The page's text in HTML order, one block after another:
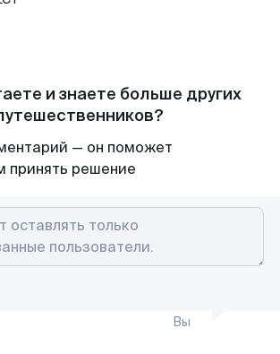
и знаете больше других
— он поможет
принять решение
Вы